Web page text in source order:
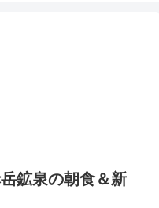
鉱泉の朝食＆新